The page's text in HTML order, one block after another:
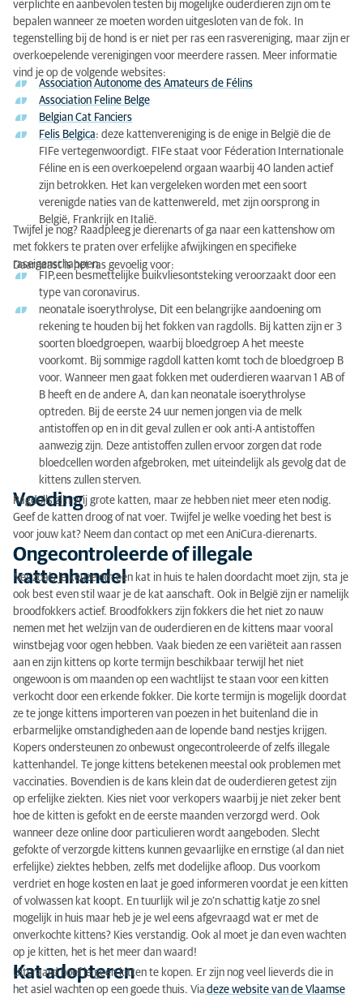
verplichte en aanbevolen testen bij mogelijke ouderdieren zijn om te
bepalen wanneer ze moeten worden uitgesloten van de fok. In
tegenstelling bij de hond is er niet per ras een rasvereniging, maar zijn er
overkoepelende verenigingen voor meerdere rassen. Meer informatie
vind je op de volgende websites:
Association Autonome des Amateurs de Félins
Association Feline Belge
Belgian Cat Fanciers
Felis Belgica: deze kattenvereniging is de enige in België die de
FIFe vertegenwoordigt. FIFe staat voor Féderation Internationale
Féline en is een overkoepelend orgaan waarbij 40 landen actief
zijn betrokken. Het kan vergeleken worden met een soort
verenigde naties van de kattenwereld, met zijn oorsprong in
België, Frankrijk en Italië.
Twijfel je nog? Raadpleeg je dierenarts of ga naar een kattenshow om
met fokkers te praten over erfelijke afwijkingen en specifieke
raseigenschappen.
Daarnaast is het ras gevoelig voor:
FIP,een besmettelijke buikvliesontsteking veroorzaakt door een
type van coronavirus.
neonatale isoerythrolyse, Dit een belangrijke aandoening om
rekening te houden bij het fokken van ragdolls. Bij katten zijn er 3
soorten bloedgroepen, waarbij bloedgroep A het meeste
voorkomt. Bij sommige ragdoll katten komt toch de bloedgroep B
voor. Wanneer men gaat fokken met ouderdieren waarvan 1 AB of
B heeft en de andere A, dan kan neonatale isoerythrolyse
optreden. Bij de eerste 24 uur nemen jongen via de melk
antistoffen op en in dit geval zullen er ook anti-A antistoffen
aanwezig zijn. Deze antistoffen zullen ervoor zorgen dat rode
bloedcellen worden afgebroken, met uiteindelijk als gevolg dat de
kittens zullen sterven.
Voeding
Ragdolls zijn vrij grote katten, maar ze hebben niet meer eten nodig.
Geef de katten droog of nat voer. Twijfel je welke voeding het best is
voor jouw kat? Neem dan contact op met een AniCura-dierenarts.
Ongecontroleerde of illegale
kattenhandel
Net zoals je keuze om een kat in huis te halen doordacht moet zijn, sta je
ook best even stil waar je de kat aanschaft. Ook in België zijn er namelijk
broodfokkers actief. Broodfokkers zijn fokkers die het niet zo nauw
nemen met het welzijn van de ouderdieren en de kittens maar vooral
winstbejag voor ogen hebben. Vaak bieden ze een variëteit aan rassen
aan en zijn kittens op korte termijn beschikbaar terwijl het niet
ongewoon is om maanden op een wachtlijst te staan voor een kitten
verkocht door een erkende fokker. Die korte termijn is mogelijk doordat
ze te jonge kittens importeren van poezen in het buitenland die in
erbarmelijke omstandigheden aan de lopende band nestjes krijgen.
Kopers ondersteunen zo onbewust ongecontroleerde of zelfs illegale
kattenhandel. Te jonge kittens betekenen meestal ook problemen met
vaccinaties. Bovendien is de kans klein dat de ouderdieren getest zijn
op erfelijke ziekten. Kies niet voor verkopers waarbij je niet zeker bent
hoe de kitten is gefokt en de eerste maanden verzorgd werd. Ook
wanneer deze online door particulieren wordt aangeboden. Slecht
gefokte of verzorgde kittens kunnen gevaarlijke en ernstige (al dan niet
erfelijke) ziektes hebben, zelfs met dodelijke afloop. Dus voorkom
verdriet en hoge kosten en laat je goed informeren voordat je een kitten
of volwassen kat koopt. En tuurlijk wil je zo’n schattig katje zo snel
mogelijk in huis maar heb je je wel eens afgevraagd wat er met de
onverkochte kittens? Kies verstandig. Ook al moet je dan even wachten
op je kitten, het is het meer dan waard!
Kat adopteren
Uiteraard hoef je geen kitten te kopen. Er zijn nog veel lieverds die in
het asiel wachten op een goede thuis. Via deze website van de Vlaamse